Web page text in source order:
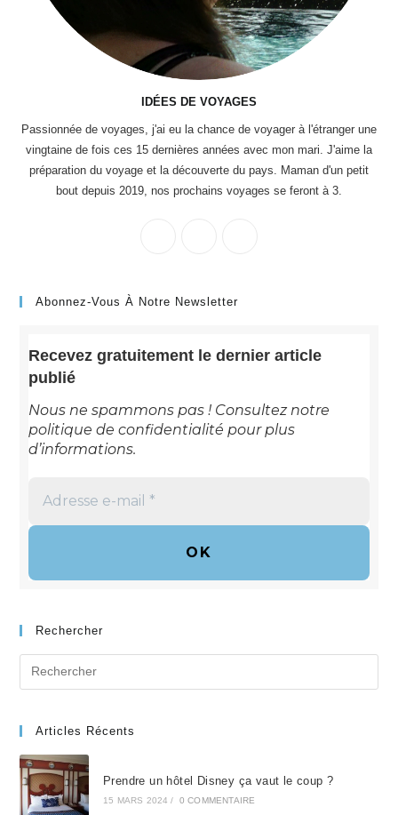
IDÉES DE VOYAGES
Passionnée de voyages, j'ai eu la chance de voyager à l'étranger une
vingtaine de fois ces 15 dernières années avec mon mari. J'aime la
préparation du voyage et la découverte du pays. Maman d'un petit
bout depuis 2019, nos prochains voyages se feront à 3.
Abonnez-Vous À Notre Newsletter
Recevez gratuitement le dernier article
publié
Nous ne spammons pas ! Consultez notre
politique de confidentialité pour plus
d’informations.
mail
Rechercher
Search
for:
Articles Récents
Prendre un hôtel Disney ça vaut le coup ?
15 MARS 2024 / 0 COMMENTAIRE